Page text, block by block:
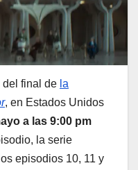
del final de la
, en Estados Unidos
a las 9:00 pm
la serie
episodios 10, 11 y